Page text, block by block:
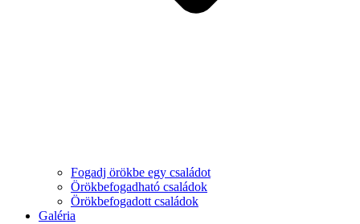
Fogadj örökbe egy családot
Örökbefogadható családok
Örökbefogadott családok
Galéria